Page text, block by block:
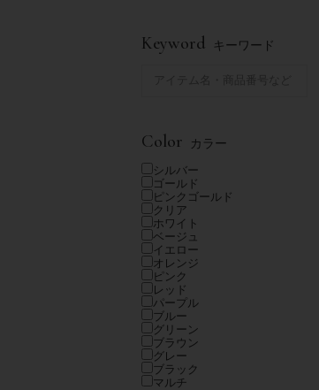
Keyword キーワード
Color カラー
シルバー
ゴールド
ピンクゴールド
クリア
ホワイト
ベージュ
イエロー
オレンジ
ピンク
レッド
パープル
ブルー
グリーン
ブラウン
グレー
ブラック
マルチ